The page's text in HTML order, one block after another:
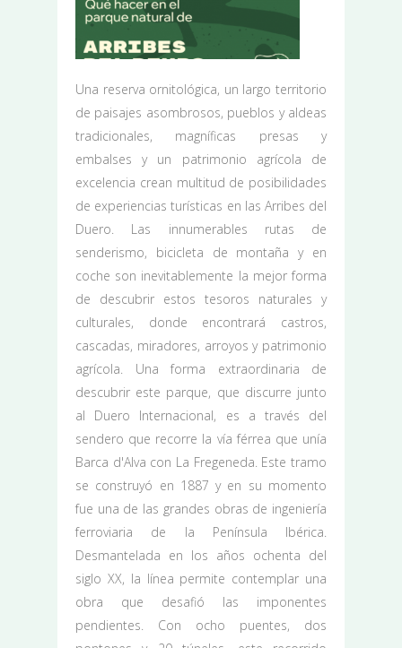
Una reserva ornitológica, un largo territorio
de paisajes asombrosos, pueblos y aldeas
tradicionales, magníficas presas y
embalses y un patrimonio agrícola de
excelencia crean multitud de posibilidades
de experiencias turísticas en las Arribes del
Duero. Las innumerables rutas de
senderismo, bicicleta de montaña y en
coche son inevitablemente la mejor forma
de descubrir estos tesoros naturales y
culturales, donde encontrará castros,
cascadas, miradores, arroyos y patrimonio
agrícola. Una forma extraordinaria de
descubrir este parque, que discurre junto
al Duero Internacional, es a través del
sendero que recorre la vía férrea que unía
Barca d'Alva con La Fregeneda. Este tramo
se construyó en 1887 y en su momento
fue una de las grandes obras de ingeniería
ferroviaria de la Península Ibérica.
Desmantelada en los años ochenta del
siglo XX, la línea permite contemplar una
obra que desafió las imponentes
pendientes. Con ocho puentes, dos